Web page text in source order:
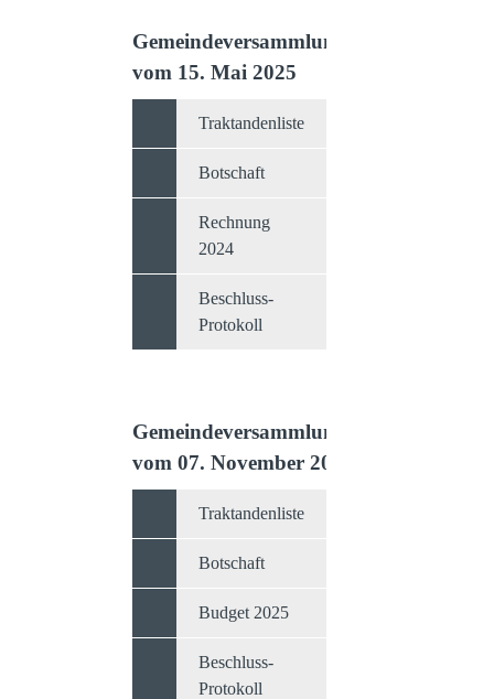
Gemeindeversammlung
vom 15. Mai 2025
Traktandenliste
Botschaft
Rechnung
2024
Beschluss-
Protokoll
Gemeindeversammlung
vom 07. November 2024
Traktandenliste
Botschaft
Budget 2025
Beschluss-
Protokoll